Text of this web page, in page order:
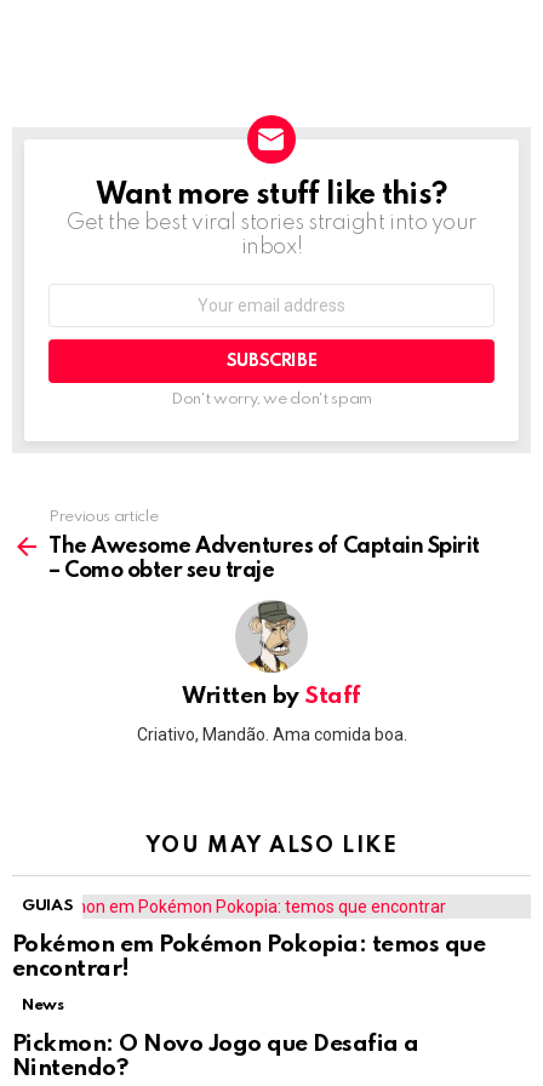
NEWSLETTER
Want more stuff like this?
Get the best viral stories straight into your
inbox!
Don't worry, we don't spam
more
Previous article
The Awesome Adventures of Captain Spirit
– Como obter seu traje
Written by Staff
Criativo, Mandão. Ama comida boa.
YOU MAY ALSO LIKE
GUIAS
Pokémon em Pokémon Pokopia: temos que
encontrar!
News
Pickmon: O Novo Jogo que Desafia a
Nintendo?